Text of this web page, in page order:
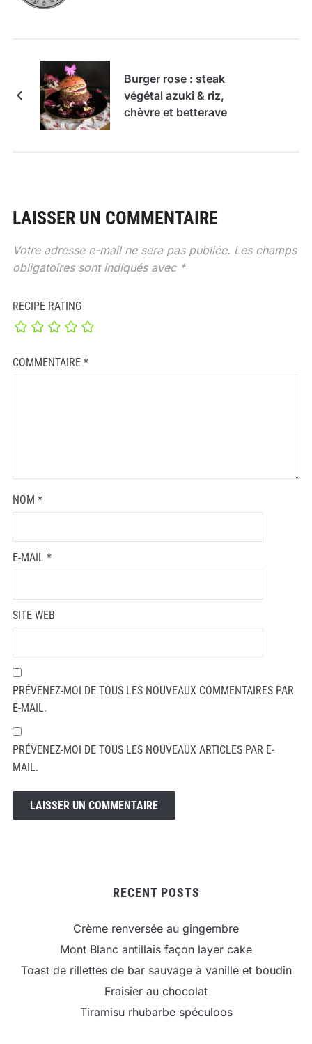
Burger rose : steak
végétal azuki & riz,
chèvre et betterave
LAISSER UN COMMENTAIRE
Votre adresse e-mail ne sera pas publiée. Les champs
obligatoires sont indiqués avec *
RECIPE RATING
COMMENTAIRE *
NOM *
E-MAIL *
SITE WEB
PRÉVENEZ-MOI DE TOUS LES NOUVEAUX COMMENTAIRES PAR
E-MAIL.
PRÉVENEZ-MOI DE TOUS LES NOUVEAUX ARTICLES PAR E-
MAIL.
RECENT POSTS
Crème renversée au gingembre
Mont Blanc antillais façon layer cake
Toast de rillettes de bar sauvage à vanille et boudin
Fraisier au chocolat
Tiramisu rhubarbe spéculoos